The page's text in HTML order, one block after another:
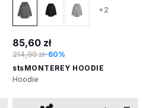
+2
85,60 zł
214,00 zł-60%
stsMONTEREY HOODIE
Hoodie